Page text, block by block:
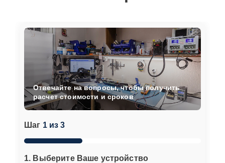
Шаг 1 из 3
1. Выберите Ваше устройство
Отвечайте на вопросы, чтобы получить
расчет стоимости и сроков